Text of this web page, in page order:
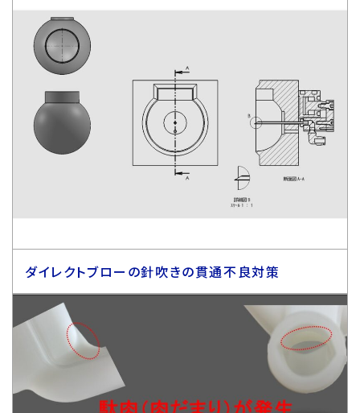
ダイレクトブローの針吹きの貫通不良対策